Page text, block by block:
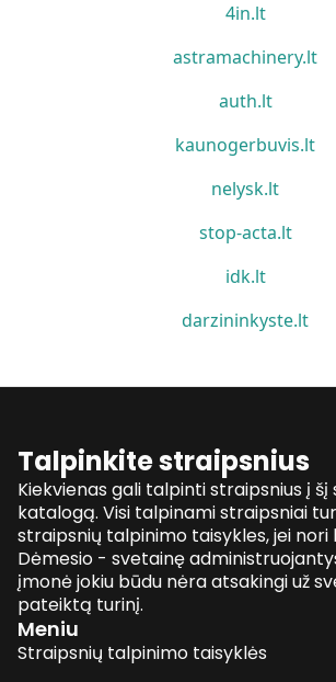
4in.lt
astramachinery.lt
auth.lt
kaunogerbuvis.lt
nelysk.lt
stop-acta.lt
idk.lt
darzininkyste.lt
Talpinkite straipsnius
Kiekvienas gali talpinti straipsnius į šį
katalogą. Visi talpinami straipsniai
straipsnių talpinimo taisykles, jei
Dėmesio - svetainę
įmonė jokiu būdu nėra atsakingi už
pateiktą turinį.
Meniu
Straipsnių talpinimo taisyklės